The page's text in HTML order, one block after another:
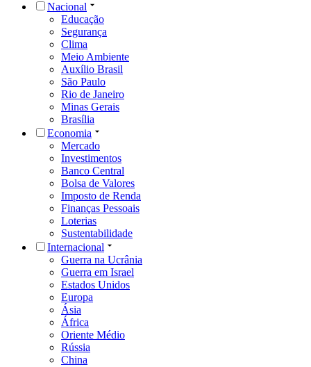
Nacional
Educação
Segurança
Clima
Meio Ambiente
Auxílio Brasil
São Paulo
Rio de Janeiro
Minas Gerais
Brasília
Economia
Mercado
Investimentos
Banco Central
Bolsa de Valores
Imposto de Renda
Finanças Pessoais
Loterias
Sustentabilidade
Internacional
Guerra na Ucrânia
Guerra em Israel
Estados Unidos
Europa
Ásia
África
Oriente Médio
Rússia
China